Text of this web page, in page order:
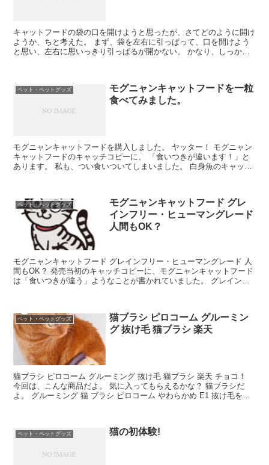
キャットフードの袋の口を開けようと思ったが、さてどのように開け
ようか、ちと考えた。 まず、袋を左右に引っぱって、口を開けよう
と思い、左右に思いっきり引っぱるが開かない。 かなり、しっかり
ペット・ペットグッズ
モグニャンキャットフードを一粒
食べてみました。
モグニャンキャットフードを購入しました。 ヤッター！ モグニャン
キャットフードのキャッチコピーに、 「食いつきが違います！」と
あります。 私も、つい食いついてしまいました。 白身魚のキャット
ペット・ペットグッズ
モグニャンキャットフード グレ
インフリー・ヒューマングレード
人間もOK？
モグニャンキャットフード グレインフリー・ヒューマングレード 人
間もOK？ 発売当初のキャッチコピーに、モグニャンキャットフード
は「食いつきが違う」ようなことが書かれていました。 グレインフ
ペット・ペットグッズ
猫ブラシ ピロコーム グルーミン
グ 抜け毛 猫ブラシ 楽天
猫ブラシ ピロコーム グルーミング 抜け毛 猫ブラシ 楽天 チョコ！
今回は、こんな商品だよ。 気に入ってもらえるかな？ 猫ブラシだ
よ。 グルーミング 猫 ブラシ ピロコーム やわらかめ E1 抜け毛を取
ペット・ペットグッズ 猫の初体験!